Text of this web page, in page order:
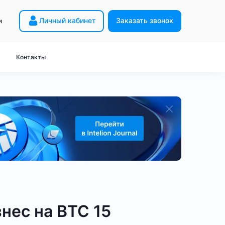
Личный кабинет Заказать звонок
Контакты
Майнинг с нуля
Словарь
на BTC 15